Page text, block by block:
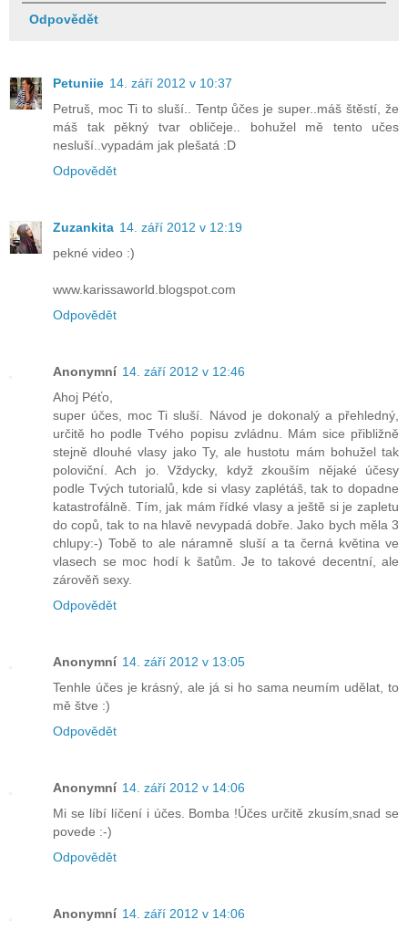
Odpovědět
Petuniie 14. září 2012 v 10:37
Petruš, moc Ti to sluší.. Tentp ůčes je super..máš štěstí, že
máš tak pěkný tvar obličeje.. bohužel mě tento učes
nesluší..vypadám jak plešatá :D
Odpovědět
Zuzankita 14. září 2012 v 12:19
pekné video :)
www.karissaworld.blogspot.com
Odpovědět
Anonymní 14. září 2012 v 12:46
Ahoj Péťo,
super účes, moc Ti sluší. Návod je dokonalý a přehledný,
určitě ho podle Tvého popisu zvládnu. Mám sice přibližně
stejně dlouhé vlasy jako Ty, ale hustotu mám bohužel tak
poloviční. Ach jo. Vždycky, když zkouším nějaké účesy
podle Tvých tutorialů, kde si vlasy zaplétáš, tak to dopadne
katastrofálně. Tím, jak mám řídké vlasy a ještě si je zapletu
do copů, tak to na hlavě nevypadá dobře. Jako bych měla 3
chlupy:-) Tobě to ale náramně sluší a ta černá květina ve
vlasech se moc hodí k šatům. Je to takové decentní, ale
zárověň sexy.
Odpovědět
Anonymní 14. září 2012 v 13:05
Tenhle účes je krásný, ale já si ho sama neumím udělat, to
mě štve :)
Odpovědět
Anonymní 14. září 2012 v 14:06
Mi se líbí líčení i účes. Bomba !Účes určitě zkusím,snad se
povede :-)
Odpovědět
Anonymní 14. září 2012 v 14:06